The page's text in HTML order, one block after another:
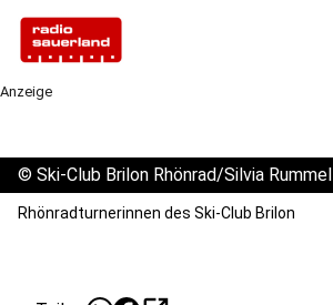
Anzeige
© Ski-Club Brilon Rhönrad/Silvia Rummel
Rhönradturnerinnen des Ski-Club Brilon